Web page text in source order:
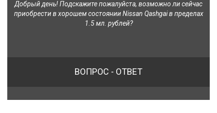
Добрый день! Подскажите пожалуйста, возможно ли сейчас
приобрести в хорошем состоянии Nissan Qashgai в пределах
1.5 мл. рублей?
ВОПРОС - ОТВЕТ